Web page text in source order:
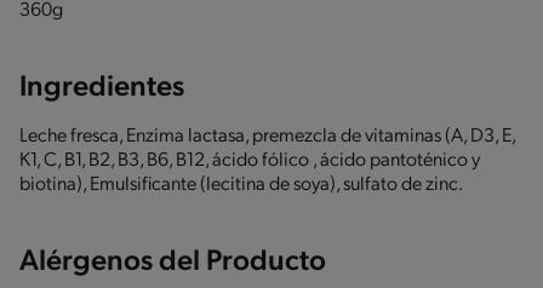
360g
Ingredientes
Leche fresca, Enzima lactasa, premezcla de vitaminas (A, D3, E,
K1, C, B1, B2, B3, B6, B12, ácido fólico , ácido pantoténico y
biotina), Emulsificante (lecitina de soya), sulfato de zinc.
Alérgenos del Producto